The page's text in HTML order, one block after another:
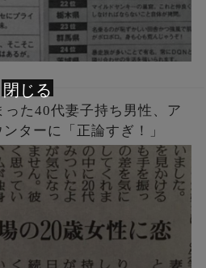
た40代妻子持ち男性、ア
ターに「正論すぎ！」
閉じる